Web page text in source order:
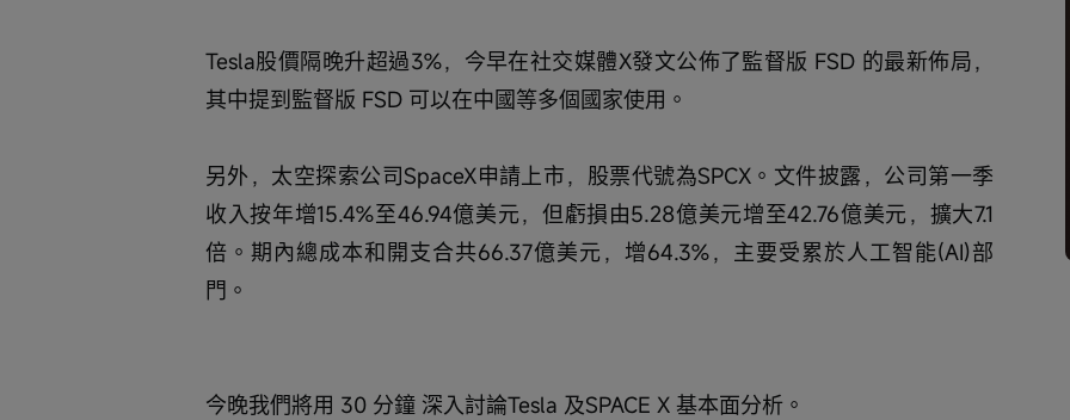
Tesla股價隔晚升超過3%，今早在社交媒體X發文公佈了監督版 FSD 的最新佈局，
其中提到監督版 FSD 可以在中國等多個國家使用。
另外，太空探索公司SpaceX申請上市，股票代號為SPCX。文件披露，公司第一季
收入按年增15.4%至46.94億美元，但虧損由5.28億美元增至42.76億美元，擴大7.1
倍。期內總成本和開支合共66.37億美元，增64.3%，主要受累於人工智能(AI)部
門。
今晚我們將用 30 分鐘 深入討論Tesla 及SPACE X 基本面分析。